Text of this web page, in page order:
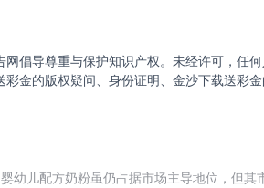
网倡导尊重与保护知识产权。未经许可，
金的版权疑问、身份证明、金沙下载送彩
幼儿配方奶粉虽仍占据市场主导地位，但